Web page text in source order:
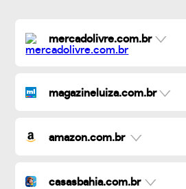
mercadolivre.com.br
magazineluiza.com.br
amazon.com.br
casasbahia.com.br